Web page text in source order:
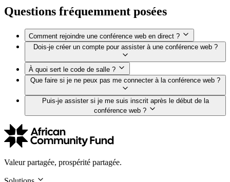
Questions fréquemment posées
Comment rejoindre une conférence web en direct ?
Dois-je créer un compte pour assister à une conférence web ?
À quoi sert le code de salle ?
Que faire si je ne peux pas me connecter à la conférence web ?
Puis-je assister si je me suis inscrit après le début de la
conférence web ?
Valeur partagée, prospérité partagée.